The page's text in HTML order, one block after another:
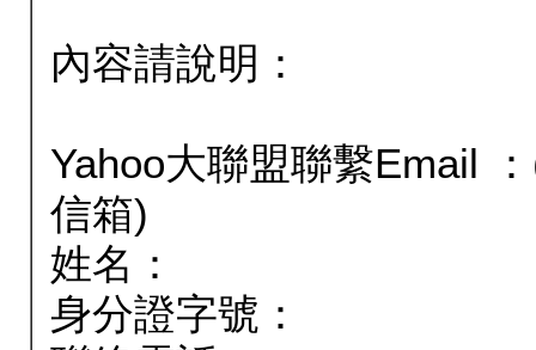
內容請說明：
Yahoo大聯盟聯繫Email
信箱)
姓名：
身分證字號：